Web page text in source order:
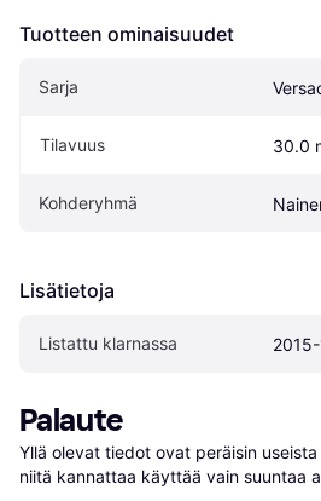
Tuotteen ominaisuudet
Sarja
Tilavuus 30.0
Kohderyhmä
Lisätietoja
Listattu klarnassa
Palaute
Yllä olevat tiedot ovat peräisin
niitä kannattaa käyttää vain suuntaa